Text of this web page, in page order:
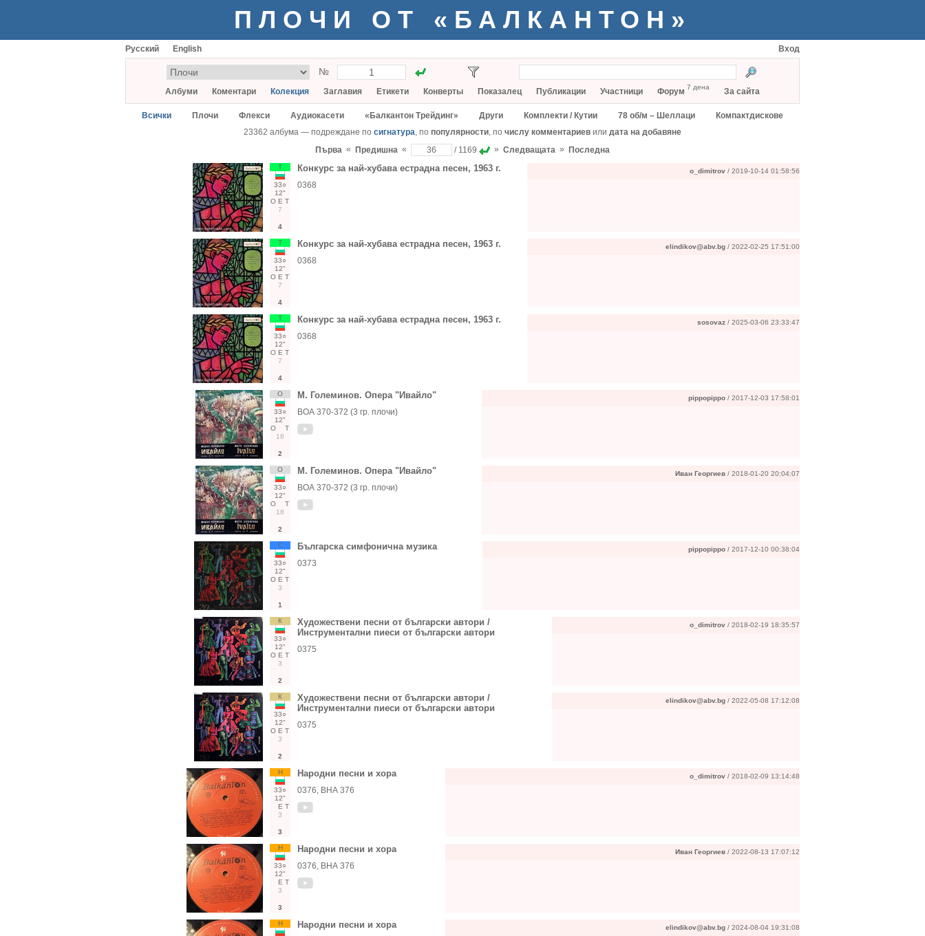
ПЛОЧИ ОТ «БАЛКАНТОН»
Русский English Вход
№
Албуми Коментари Колекция Заглавия Етикети Конверты Показалец Публикации Участници Форум 7 дена За сайта
Всички Плочи Флекси Аудиокасети «Балкантон Трейдинг» Други Комплекти / Кутии 78 об/м – Шеллаци
Компактдискове
23362 албума — подреждане по сигнатура, по популярности, по числу комментариев или дата на добавяне
Първа « Предишна « / 1169 » Следващата » Последна
Т
33○
12"
О Е Т
7
4
Конкурс за най-хубава естрадна песен, 1963 г.
0368
o_dimitrov / 2019-10-14 01:58:56
Т
33○
12"
О Е Т
7
4
Конкурс за най-хубава естрадна песен, 1963 г.
0368
elindikov@abv.bg / 2022-02-25 17:51:00
Т
33○
12"
О Е Т
7
4
Конкурс за най-хубава естрадна песен, 1963 г.
0368
sosovaz / 2025-03-06 23:33:47
О
33○
12"
О
Т
18
2
М. Големинов. Опера "Ивайло"
ВОА 370-372 (3 гр. плочи)
pippopippo / 2017-12-03 17:58:01
О
33○
12"
О
Т
18
2
М. Големинов. Опера "Ивайло"
ВОА 370-372 (3 гр. плочи)
Иван Георгиев / 2018-01-20 20:04:07
С
33○
12"
О Е Т
3
1
Българска симфонична музика
0373
pippopippo / 2017-12-10 00:38:04
К
33○
12"
О Е Т
3
2
Художествени песни от български автори /
Инструментални пиеси от български автори
0375
o_dimitrov / 2018-02-19 18:35:57
К
33○
12"
О Е Т
3
2
Художествени песни от български автори /
Инструментални пиеси от български автори
0375
elindikov@abv.bg / 2022-05-08 17:12:08
Н
33○
12"
Е Т
3
3
Народни песни и хора
0376, ВНА 376
o_dimitrov / 2018-02-09 13:14:48
Н
33○
12"
Е Т
3
3
Народни песни и хора
0376, ВНА 376
Иван Георгиев / 2022-08-13 17:07:12
Н Народни песни и хора elindikov@abv.bg / 2024-08-04 19:31:08